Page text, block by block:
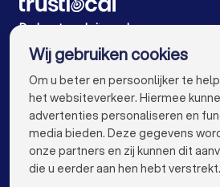
Schrijnwerkers in
Schrijnwerkers in
Schrijnwerkers in Gent
Schrijnwerkers in Leuven
Schrijnwerkers in
De beste schrijnwerkers voor u
VOOR PARTICULIEREN
Wij gebruiken cookies
Om u beter en persoonlijker te
het websiteverkeer. Hiermee
advertenties personaliseren en
media bieden. Deze gegevens
onze partners en zij kunnen dit
die u eerder aan hen hebt verstrekt.